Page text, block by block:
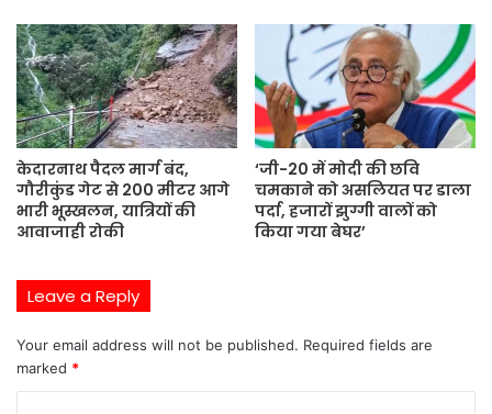
केदारनाथ पैदल मार्ग बंद,
गौरीकुंड गेट से 200 मीटर आगे
भारी भूस्खलन, यात्रियों की
आवाजाही रोकी
‘जी-20 में मोदी की छवि
चमकाने को असलियत पर डाला
पर्दा, हजारों झुग्गी वालों को
किया गया बेघर’
Leave a Reply
Your email address will not be published. Required fields are
marked *